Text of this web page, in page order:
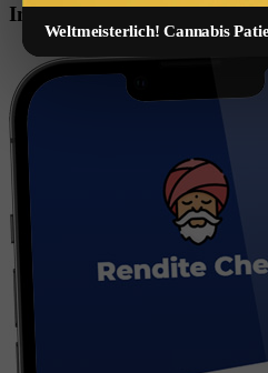
Immobilien App
Weltmeisterlich! Cannabis